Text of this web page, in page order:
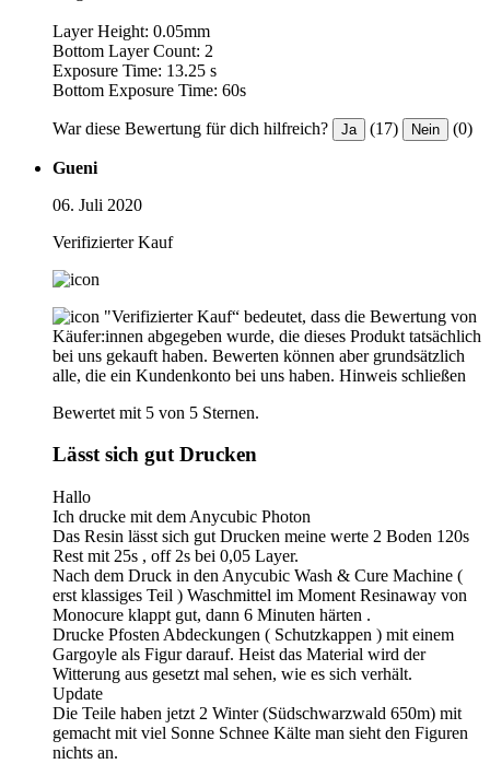
Layer Height: 0.05mm
Bottom Layer Count: 2
Exposure Time: 13.25 s
Bottom Exposure Time: 60s
War diese Bewertung für dich hilfreich? Ja (17) Nein (0)
Gueni
06. Juli 2020
Verifizierter Kauf
"Verifizierter Kauf“ bedeutet, dass die Bewertung von
Käufer:innen abgegeben wurde, die dieses Produkt tatsächlich
bei uns gekauft haben. Bewerten können aber grundsätzlich
alle, die ein Kundenkonto bei uns haben. Hinweis schließen
Bewertet mit 5 von 5 Sternen.
Lässt sich gut Drucken
Hallo
Ich drucke mit dem Anycubic Photon
Das Resin lässt sich gut Drucken meine werte 2 Boden 120s
Rest mit 25s , off 2s bei 0,05 Layer.
Nach dem Druck in den Anycubic Wash & Cure Machine (
erst klassiges Teil ) Waschmittel im Moment Resinaway von
Monocure klappt gut, dann 6 Minuten härten .
Drucke Pfosten Abdeckungen ( Schutzkappen ) mit einem
Gargoyle als Figur darauf. Heist das Material wird der
Witterung aus gesetzt mal sehen, wie es sich verhält.
Update
Die Teile haben jetzt 2 Winter (Südschwarzwald 650m) mit
gemacht mit viel Sonne Schnee Kälte man sieht den Figuren
nichts an.